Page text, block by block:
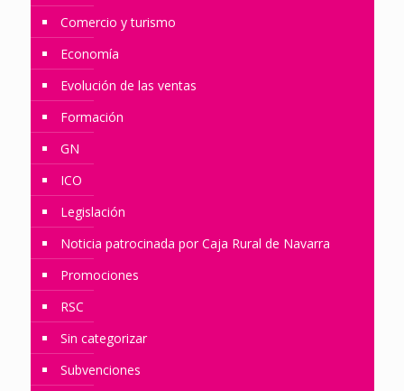
Comercio y turismo
Economía
Evolución de las ventas
Formación
GN
ICO
Legislación
Noticia patrocinada por Caja Rural de Navarra
Promociones
RSC
Sin categorizar
Subvenciones